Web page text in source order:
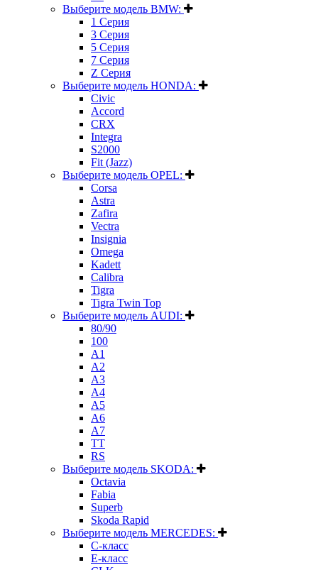
Выберите модель BMW:
1 Серия
3 Серия
5 Серия
7 Серия
Z Серия
Выберите модель HONDA:
Civic
Accord
CRX
Integra
S2000
Fit (Jazz)
Выберите модель OPEL:
Corsa
Astra
Zafira
Vectra
Insignia
Omega
Kadett
Calibra
Tigra
Tigra Twin Top
Выберите модель AUDI:
80/90
100
A1
A2
A3
A4
A5
A6
A7
TT
RS
Выберите модель SKODA:
Octavia
Fabia
Superb
Skoda Rapid
Выберите модель MERCEDES:
C-класс
E-класс